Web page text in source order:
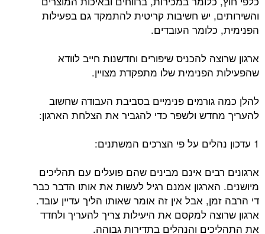
והשירותים, יש חשיבות קריטית להתמקד גם בפעילות
הפנימית, כלומר העובדים.
ארגון שרוצה להכניס שיפורים וחדשנות חייב לוודא
שהפעילות הפנימית שלו מתפקדת מצויין.
להלן כמה גורמים פנימיים בסביבת העבודה שחשוב
להעריך מחדש ולשפר כדי להגביר את הצלחת הארגון:
1 עדכון נהלים על פי הצרכים המשתנים:
ארגונים רבים אינם מבינים שהם פועלים עם תהליכים
מיושנים. הארגון אמנם רגיל לעשות את אותו הדבר כבר
די הרבה זמן, אבל אין זה אומר שאותו הליך עדיין עובד.
ארגון שרוצה למקסם את היעילות צריך להעריך ולחדד
את התהליכים והנהלים בתדירות גבוהה.